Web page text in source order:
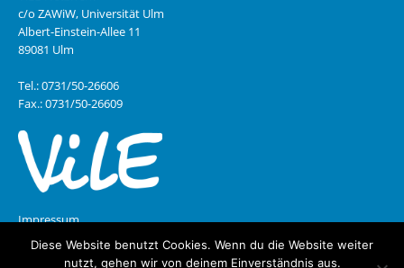
c/o ZAWiW, Universität Ulm
Albert-Einstein-Allee 11
89081 Ulm
Tel.: 0731/50-26606
Fax.: 0731/50-26609
Impressum
Datenschutz
Diese Website benutzt Cookies. Wenn du die Website weiter
nutzt, gehen wir von deinem Einverständnis aus.